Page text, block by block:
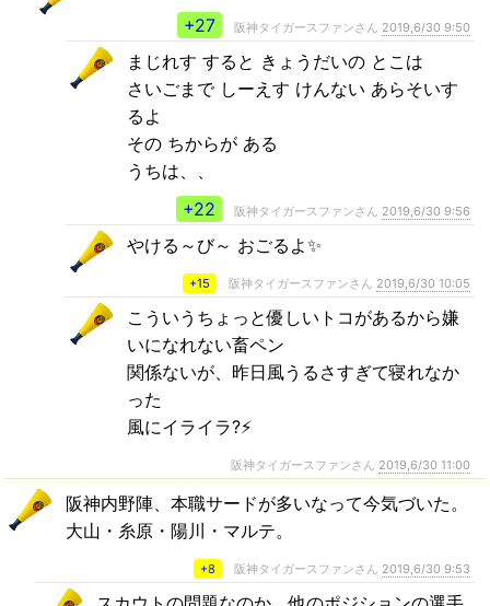
+27
阪神タイガースファンさん 2019,6/30 9:50
まじれす すると きょうだいの とこは
さいごまで しーえす けんない あらそいす
るよ
その ちからが ある
うちは、、
+22
阪神タイガースファンさん 2019,6/30 9:56
やける～び～ おごるよ✨
+15 阪神タイガースファンさん 2019,6/30 10:05
こういうちょっと優しいトコがあるから嫌
いになれない畜ペン
関係ないが、昨日風うるさすぎて寝れなか
った
風にイライラ?⚡
阪神タイガースファンさん 2019,6/30 11:00
阪神内野陣、本職サードが多いなって今気づいた。
大山・糸原・陽川・マルテ。
+8 阪神タイガースファンさん 2019,6/30 9:53